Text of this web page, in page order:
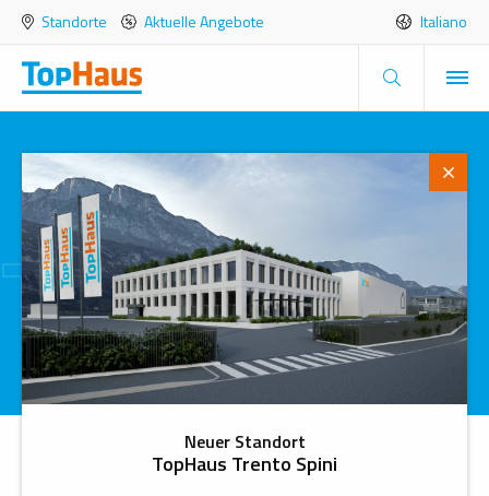
Standorte Aktuelle Angebote Italiano
TopHaus
News/Events
Home News/Events
Neuigkeiten
Neuer Standort
TopHaus Trento Spini